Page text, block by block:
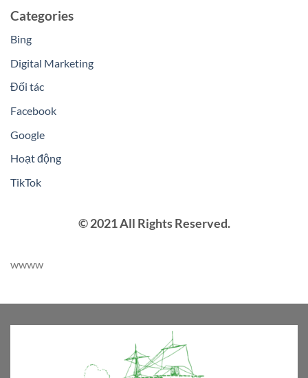
Categories
Bing
Digital Marketing
Đối tác
Facebook
Google
Hoạt động
TikTok
© 2021 All Rights Reserved.
wwww